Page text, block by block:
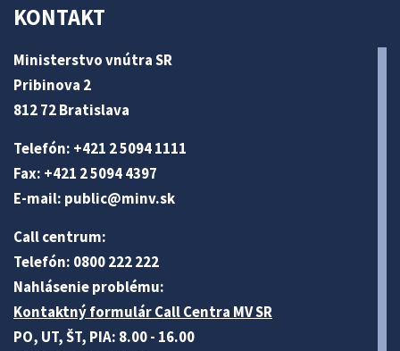
KONTAKT
Ministerstvo vnútra SR
Pribinova 2
812 72 Bratislava
Telefón: +421 2 5094 1111
Fax: +421 2 5094 4397
E-mail: public@minv.sk
Call centrum:
Telefón: 0800 222 222
Nahlásenie problému:
Kontaktný formulár Call Centra MV SR
PO, UT, ŠT, PIA: 8.00 - 16.00